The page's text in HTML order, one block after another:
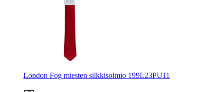
London Fog miesten silkkisolmio 199L23PU11